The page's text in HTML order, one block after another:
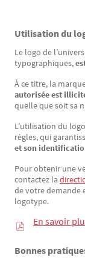
Texte
Utilisation du
Le logo de
typographiques,
À ce titre, la
autorisée est
quelle que soit sa
L’utilisation du
règles, qui
et son
Pour obtenir une
contactez la
de votre demande
logotype.
En savoir
Bonnes